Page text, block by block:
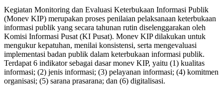
Kegiatan Monitoring dan Evaluasi Keterbukaan Informasi Publik
(Monev KIP) merupakan proses penilaian pelaksanaan keterbukaan
informasi publik yang secara tahunan rutin diselenggarakan oleh
Komisi Informasi Pusat (KI Pusat). Monev KIP dilakukan untuk
mengukur kepatuhan, menilai konsistensi, serta mengevaluasi
implementasi badan publik dalam keterbukaan informasi publik.
Terdapat 6 indikator sebagai dasar monev KIP, yaitu (1) kualitas
informasi; (2) jenis informasi; (3) pelayanan informasi; (4) komitmen
organisasi; (5) sarana prasarana; dan (6) digitalisasi.